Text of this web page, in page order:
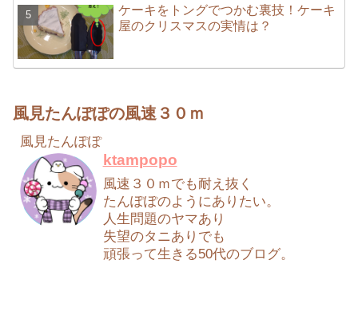
ケーキをトングでつかむ裏技！ケーキ
屋のクリスマスの実情は？
風見たんぽぽの風速３０ｍ
風見たんぽぽ
ktampopo
風速３０ｍでも耐え抜く
たんぽぽのようにありたい。
人生問題のヤマあり
失望のタニありでも
頑張って生きる50代のブログ。